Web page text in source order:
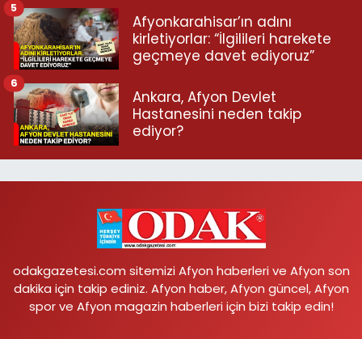
Afyonkarahisar’ın adını
kirletiyorlar: “İlgilileri harekete
geçmeye davet ediyoruz”
5
Ankara, Afyon Devlet
Hastanesini neden takip
ediyor?
6
odakgazetesi.com sitemizi Afyon haberleri ve Afyon son
dakika için takip ediniz. Afyon haber, Afyon güncel, Afyon
spor ve Afyon magazin haberleri için bizi takip edin!